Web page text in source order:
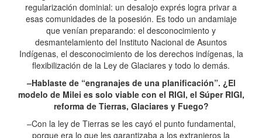
regularización dominial: un desalojo exprés logra privar a
esas comunidades de la posesión. Es todo un andamiaje
que venían preparando: el desconocimiento y
desmantelamiento del Instituto Nacional de Asuntos
Indígenas, el desconocimiento de los derechos indígenas, la
flexibilización de la Ley de Glaciares y todo lo demás.
–Hablaste de “engranajes de una planificación”. ¿El
modelo de Milei es solo viable con el RIGI, el Súper RIGI,
reforma de Tierras, Glaciares y Fuego?
–Con la ley de Tierras se les cayó el punto fundamental,
porque era lo que les garantizaba a los extranjeros la